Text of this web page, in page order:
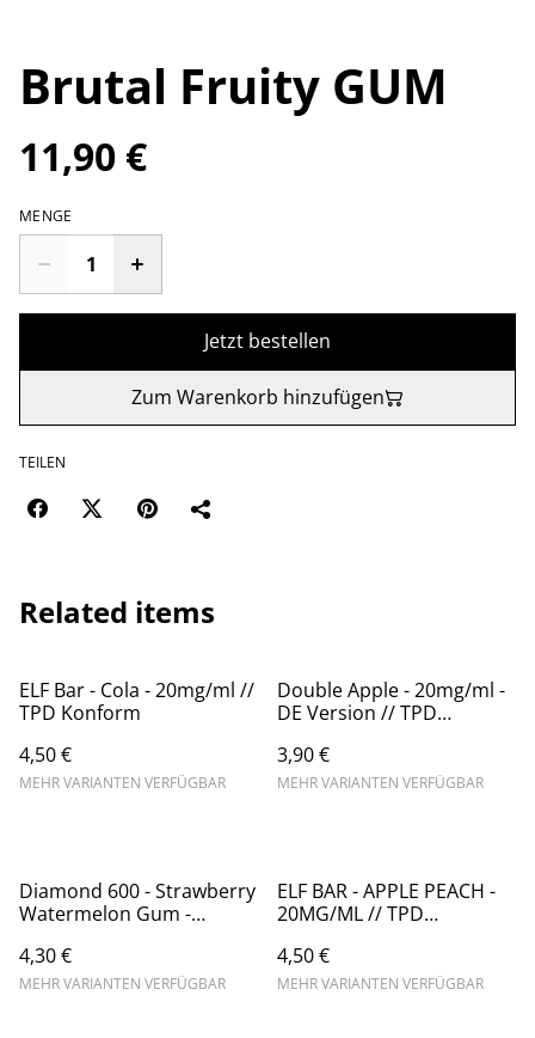
Brutal Fruity GUM
11,90 €
MENGE
Jetzt bestellen
Zum Warenkorb hinzufügen
TEILEN
Related items
ELF Bar - Cola - 20mg/ml //
TPD Konform
4,50 €
MEHR VARIANTEN VERFÜGBAR
Double Apple - 20mg/ml -
DE Version // TPD
3,90 €
MEHR VARIANTEN VERFÜGBAR
Diamond 600 - Strawberry
Watermelon Gum -
(Kindersicherung) //
Steuerware
4,30 €
MEHR VARIANTEN VERFÜGBAR
ELF BAR - APPLE PEACH -
20MG/ML // TPD
4,50 €
MEHR VARIANTEN VERFÜGBAR